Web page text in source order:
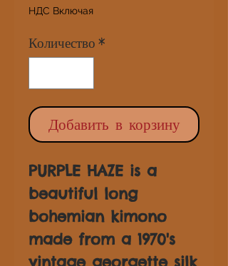
НДС Включая
Количество *
Добавить в корзину
PURPLE HAZE is a
beautiful long
bohemian kimono
made from a 1970's
vintage georgette silk